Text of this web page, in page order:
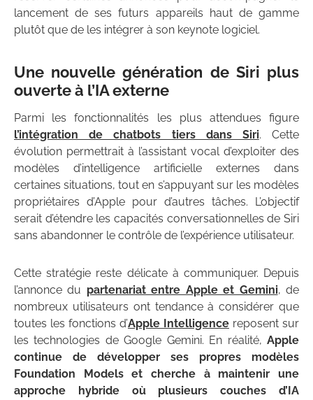
lancement de ses futurs appareils haut de gamme
plutôt que de les intégrer à son keynote logiciel.
Une nouvelle génération de Siri plus
ouverte à l’IA externe
Parmi les fonctionnalités les plus attendues figure
l’intégration de chatbots tiers dans Siri. Cette
évolution permettrait à l’assistant vocal d’exploiter des
modèles d’intelligence artificielle externes dans
certaines situations, tout en s’appuyant sur les modèles
propriétaires d’Apple pour d’autres tâches. L’objectif
serait d’étendre les capacités conversationnelles de Siri
sans abandonner le contrôle de l’expérience utilisateur.
Cette stratégie reste délicate à communiquer. Depuis
l’annonce du partenariat entre Apple et Gemini, de
nombreux utilisateurs ont tendance à considérer que
toutes les fonctions d’Apple Intelligence reposent sur
les technologies de Google Gemini⁠. En réalité, Apple
continue de développer ses propres modèles
Foundation Models et cherche à maintenir une
approche hybride où plusieurs couches d’IA